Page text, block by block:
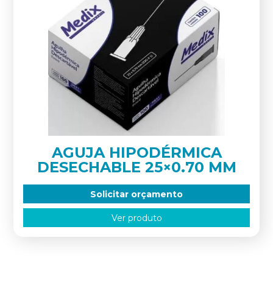
AGUJA HIPODÉRMICA
DESECHABLE 25×0.70 MM
Solicitar orçamento
Ver produto